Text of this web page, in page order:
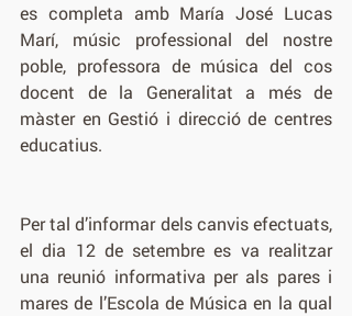
es completa amb María José Lucas
Marí, músic professional del nostre
poble, professora de música del cos
docent de la Generalitat a més de
màster en Gestió i direcció de centres
educatius.
Per tal d’informar dels canvis efectuats,
el dia 12 de setembre es va realitzar
una reunió informativa per als pares i
mares de l’Escola de Música en la qual